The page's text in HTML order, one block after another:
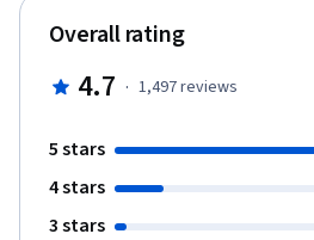
Overall rating
4.7 · 1,497reviews
5 stars
4 stars
3 stars